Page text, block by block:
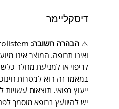
דיסקליימר
⚠️ הבהרה חשובה:
ואינו תרופה. המוצר אינו
לריפוי או למניעת מחלה
במאמר זה הוא למטרות
ייעוץ רפואי. תוצאות
יש להיוועץ ברופא מוסמך